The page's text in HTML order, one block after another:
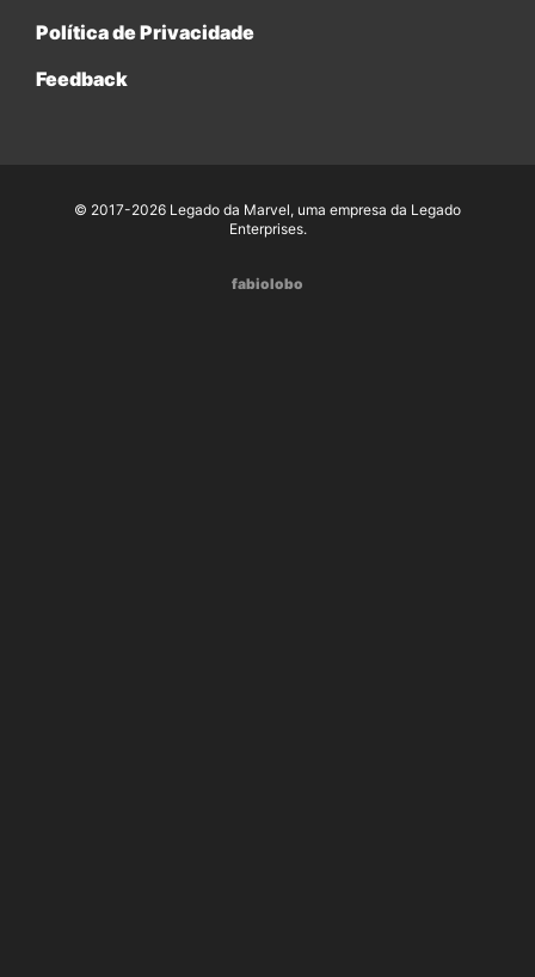
Política de Privacidade
Feedback
© 2017-2026 Legado da Marvel, uma empresa da Legado
Enterprises.
fabiolobo